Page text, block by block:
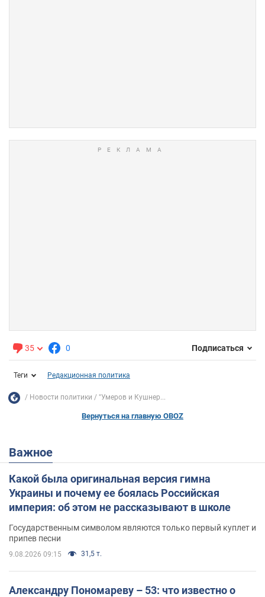
35 0 Подписаться
Теги Редакционная политика
Новости политики "Умеров и Кушнер...
Вернуться на главную OBOZ
Важное
Какой была оригинальная версия гимна
Украины и почему ее боялась Российская
империя: об этом не рассказывают в школе
Государственным символом являются только первый куплет и
припев песни
9.08.2026 09:15 31,5 т.
Александру Пономареву – 53: что известно о